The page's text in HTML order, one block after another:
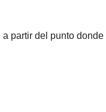
partir del punto donde